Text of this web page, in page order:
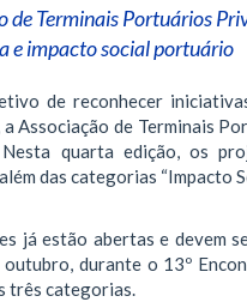
de Terminais Portuários
e impacto social portuário
de reconhecer
Associação de Terminais
quarta edição, os
das categorias “Impacto
já estão abertas e devem
durante o 13º
três categorias.